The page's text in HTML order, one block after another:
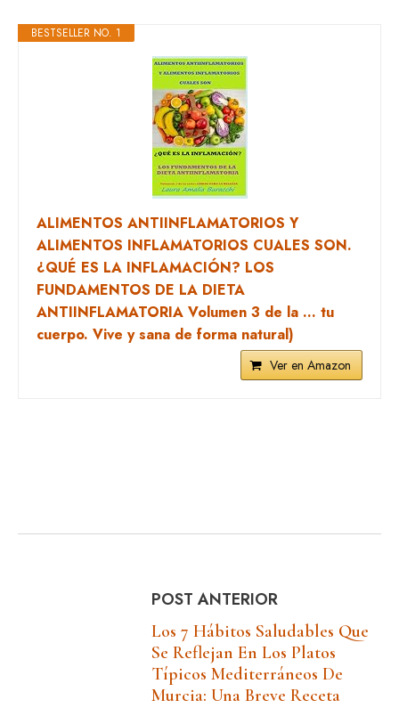
BESTSELLER NO. 1
ALIMENTOS ANTIINFLAMATORIOS Y
ALIMENTOS INFLAMATORIOS CUALES SON.
¿QUÉ ES LA INFLAMACIÓN? LOS
FUNDAMENTOS DE LA DIETA
ANTIINFLAMATORIA Volumen 3 de la ... tu
cuerpo. Vive y sana de forma natural)
Ver en Amazon
POST ANTERIOR
Los 7 Hábitos Saludables Que
Se Reflejan En Los Platos
Típicos Mediterráneos De
Murcia: Una Breve Receta